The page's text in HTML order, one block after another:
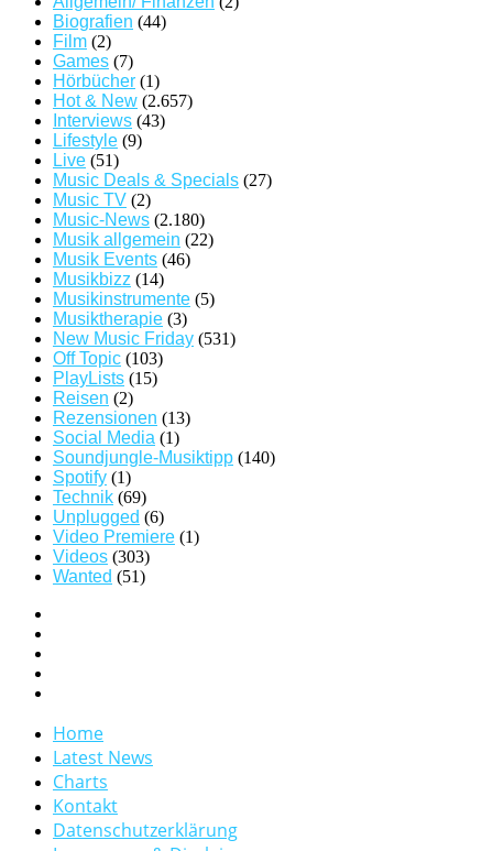
Biografien (44)
Film (2)
Games (7)
Hörbücher (1)
Hot & New (2.657)
Interviews (43)
Lifestyle (9)
Live (51)
Music Deals & Specials (27)
Music TV (2)
Music-News (2.180)
Musik allgemein (22)
Musik Events (46)
Musikbizz (14)
Musikinstrumente (5)
Musiktherapie (3)
New Music Friday (531)
Off Topic (103)
PlayLists (15)
Reisen (2)
Rezensionen (13)
Social Media (1)
Soundjungle-Musiktipp (140)
Spotify (1)
Technik (69)
Unplugged (6)
Video Premiere (1)
Videos (303)
Wanted (51)
Home
Latest News
Charts
Kontakt
Datenschutzerklärung